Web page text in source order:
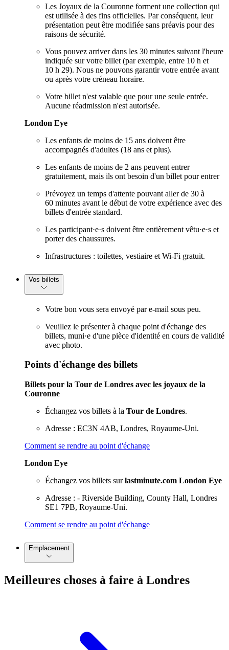
Les Joyaux de la Couronne forment une collection qui
est utilisée à des fins officielles. Par conséquent, leur
présentation peut être modifiée sans préavis pour des
raisons de sécurité.
Vous pouvez arriver dans les 30 minutes suivant l'heure
indiquée sur votre billet (par exemple, entre 10 h et
10 h 29). Nous ne pouvons garantir votre entrée avant
ou après votre créneau horaire.
Votre billet n'est valable que pour une seule entrée.
Aucune réadmission n'est autorisée.
London Eye
Les enfants de moins de 15 ans doivent être
accompagnés d'adultes (18 ans et plus).
Les enfants de moins de 2 ans peuvent entrer
gratuitement, mais ils ont besoin d'un billet pour entrer
Prévoyez un temps d'attente pouvant aller de 30 à
60 minutes avant le début de votre expérience avec des
billets d'entrée standard.
Les participant·e·s doivent être entièrement vêtu·e·s et
porter des chaussures.
Infrastructures : toilettes, vestiaire et Wi-Fi gratuit.
Vos billets
Votre bon vous sera envoyé par e-mail sous peu.
Veuillez le présenter à chaque point d'échange des
billets, muni·e d'une pièce d'identité en cours de validité
avec photo.
Points d'échange des billets
Billets pour la Tour de Londres avec les joyaux de la
Couronne
Échangez vos billets à la Tour de Londres.
Adresse : EC3N 4AB, Londres, Royaume-Uni.
Comment se rendre au point d'échange
London Eye
Échangez vos billets surlastminute.com London Eye
Adresse : - Riverside Building, County Hall, Londres
SE1 7PB, Royaume-Uni.
Comment se rendre au point d'échange
Emplacement
Meilleures choses à faire à Londres